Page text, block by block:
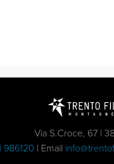
Via S.Croce, 67 |
986120 | Email